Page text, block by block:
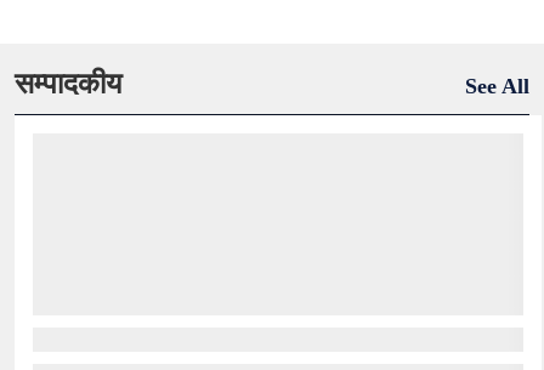
सम्पादकीय See All